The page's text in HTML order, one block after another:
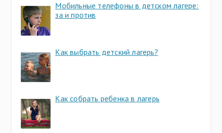
Мобильные телефоны в детском лагере:
за и против
Как выбрать детский лагерь?
Как собрать ребенка в лагерь